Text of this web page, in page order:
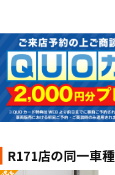
R171店の同一車種